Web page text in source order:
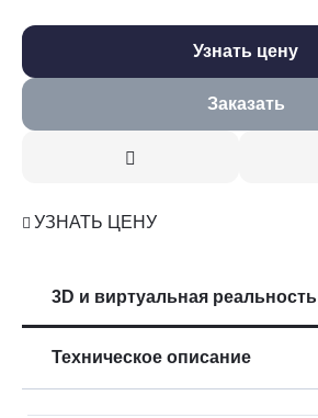
Узнать цену
Заказать
УЗНАТЬ ЦЕНУ
3D и виртуальная реальность
Техническое описание